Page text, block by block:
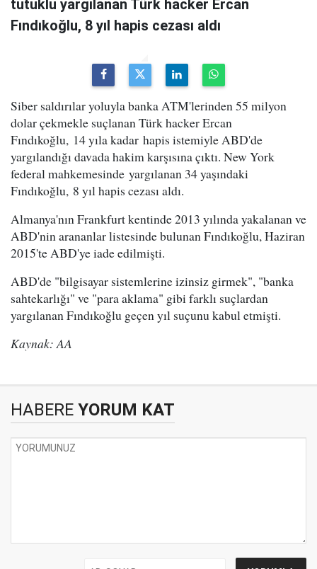
tutuklu yargılanan Türk hacker Ercan
Fındıkoğlu, 8 yıl hapis cezası aldı
Siber saldırılar yoluyla banka ATM'lerinden 55 milyon
dolar çekmekle suçlanan Türk hacker Ercan
Fındıkoğlu, 14 yıla kadar hapis istemiyle ABD'de
yargılandığı davada hakim karşısına çıktı. New York
federal mahkemesinde yargılanan 34 yaşındaki
Fındıkoğlu, 8 yıl hapis cezası aldı.
Almanya'nın Frankfurt kentinde 2013 yılında yakalanan ve
ABD'nin arananlar listesinde bulunan Fındıkoğlu, Haziran
2015'te ABD'ye iade edilmişti.
ABD'de "bilgisayar sistemlerine izinsiz girmek", "banka
sahtekarlığı" ve "para aklama" gibi farklı suçlardan
yargılanan Fındıkoğlu geçen yıl suçunu kabul etmişti.
Kaynak: AA
HABERE YORUM KAT